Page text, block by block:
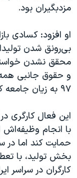
مزدبگیران بود.
او افزود: کسادی
بی‌رونق شدن
محقق نشدن
و حقوق جانبی
۹۷ به زیان جامعه کارگری رخ داده است
این فعال کارگری
با انجام
حمایت کند اما
بخش تولید، با
کارگران در سراسر